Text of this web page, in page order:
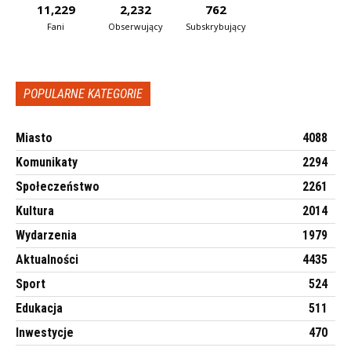
11,229
Fani
2,232
Obserwujący
762
Subskrybujący
POPULARNE KATEGORIE
Miasto
4088
Komunikaty
2294
Społeczeństwo
2261
Kultura
2014
Wydarzenia
1979
Aktualności
4435
Sport
524
Edukacja
511
Inwestycje
470